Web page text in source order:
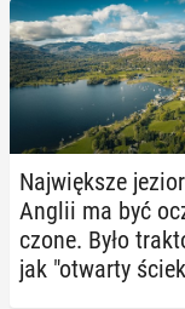
Naj­więk­sze
Anglii ma być
czo­ne. Było
jak "otwarty